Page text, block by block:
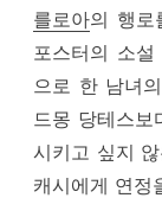
를로아의 행로
포스터의 소
으로 한 남녀
드몽 당테스
시키고 싶지
캐시에게 연정